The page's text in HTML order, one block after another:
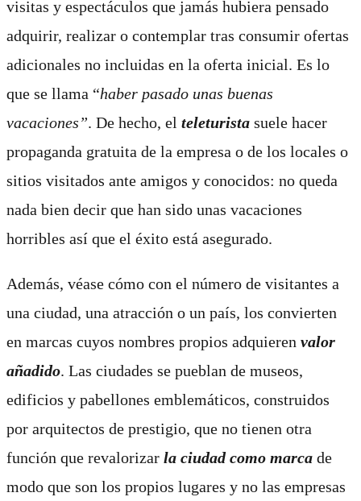
visitas y espectáculos que jamás hubiera pensado
adquirir, realizar o contemplar tras consumir ofertas
adicionales no incluidas en la oferta inicial. Es lo
que se llama “haber pasado unas buenas
vacaciones”. De hecho, el teleturista suele hacer
propaganda gratuita de la empresa o de los locales o
sitios visitados ante amigos y conocidos: no queda
nada bien decir que han sido unas vacaciones
horribles así que el éxito está asegurado.
Además, véase cómo con el número de visitantes a
una ciudad, una atracción o un país, los convierten
en marcas cuyos nombres propios adquieren valor
añadido. Las ciudades se pueblan de museos,
edificios y pabellones emblemáticos, construidos
por arquitectos de prestigio, que no tienen otra
función que revalorizar la ciudad como marca de
modo que son los propios lugares y no las empresas